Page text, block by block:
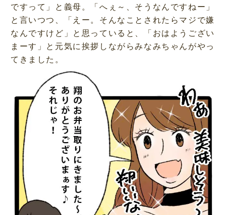
ですって」と義母。「へぇ～、そうなんですねー」
と言いつつ、「えー。そんなことされたらマジで嫌
なんですけど」と思っていると、「おはようござい
まーす」と元気に挨拶しながらみなみちゃんがやっ
てきました。